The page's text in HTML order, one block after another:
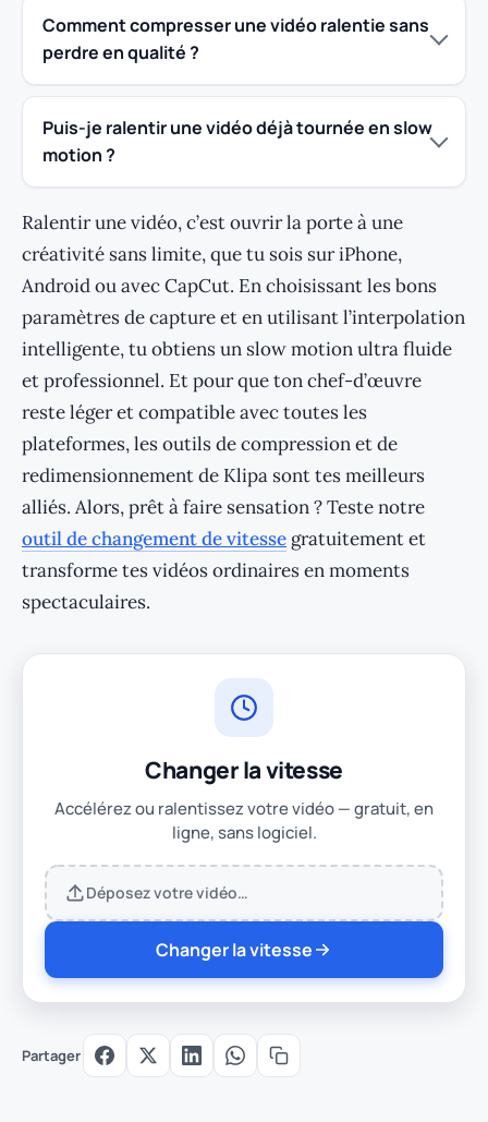
Partager
Comment compresser une vidéo ralentie sans
perdre en qualité ?
Puis-je ralentir une vidéo déjà tournée en slow
motion ?
Ralentir une vidéo, c’est ouvrir la porte à une
créativité sans limite, que tu sois sur iPhone,
Android ou avec CapCut. En choisissant les bons
paramètres de capture et en utilisant l’interpolation
intelligente, tu obtiens un slow motion ultra fluide
et professionnel. Et pour que ton chef-d’œuvre
reste léger et compatible avec toutes les
plateformes, les outils de compression et de
redimensionnement de Klipa sont tes meilleurs
alliés. Alors, prêt à faire sensation ? Teste notre
outil de changement de vitesse gratuitement et
transforme tes vidéos ordinaires en moments
spectaculaires.
Changer la vitesse
Accélérez ou ralentissez votre vidéo — gratuit, en
ligne, sans logiciel.
Déposez votre vidéo…
Changer la vitesse